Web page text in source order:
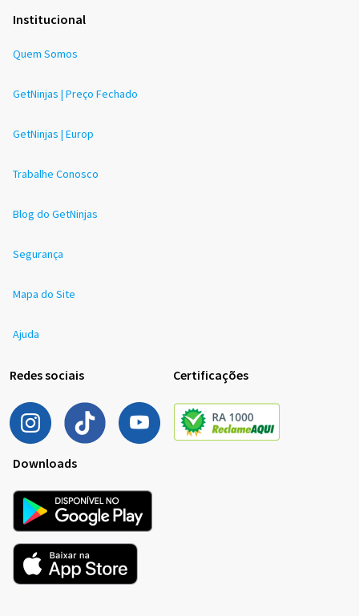
Institucional
Quem Somos
GetNinjas | Preço Fechado
GetNinjas | Europ
Trabalhe Conosco
Blog do GetNinjas
Segurança
Mapa do Site
Ajuda
Redes sociais Certificações
Downloads